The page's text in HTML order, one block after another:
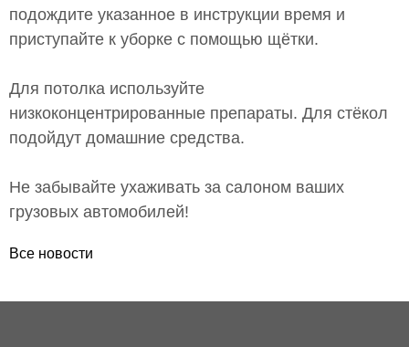
подождите указанное в инструкции время и
приступайте к уборке с помощью щётки.
Для потолка используйте
низкоконцентрированные препараты. Для стёкол
подойдут домашние средства.
Не забывайте ухаживать за салоном ваших
грузовых автомобилей!
Все новости